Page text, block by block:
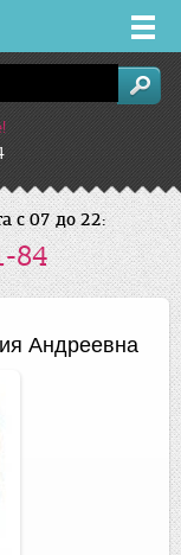
с 07 до 22:
84
Андреевна